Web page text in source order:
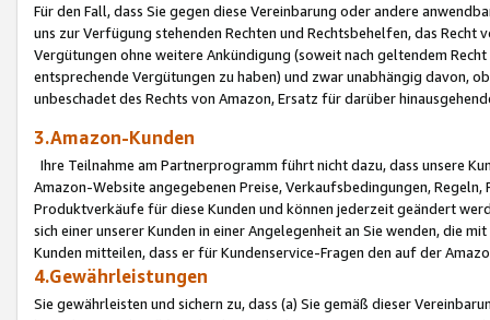
Für den Fall, dass Sie gegen diese Vereinbarung oder andere
uns zur Verfügung stehenden Rechten und Rechtsbehelfen, das
Vergütungen ohne weitere Ankündigung (soweit nach geltendem
entsprechende Vergütungen zu haben) und zwar unabhängig davon,
unbeschadet des Rechts von Amazon, Ersatz für darüber
3.Amazon-Kunden
Ihre Teilnahme am Partnerprogramm führt nicht dazu, dass unsere
Amazon-Website angegebenen Preise, Verkaufsbedingungen,
Produktverkäufe für diese Kunden und können jederzeit geändert
sich einer unserer Kunden in einer Angelegenheit an Sie wenden, die
Kunden mitteilen, dass er für Kundenservice-Fragen den auf der
4.Gewährleistungen
Sie gewährleisten und sichern zu, dass (a) Sie gemäß dieser